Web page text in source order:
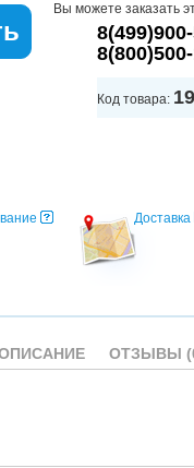
Вы можете заказать
Код товара:
Доставка
ОТЗЫВЫ